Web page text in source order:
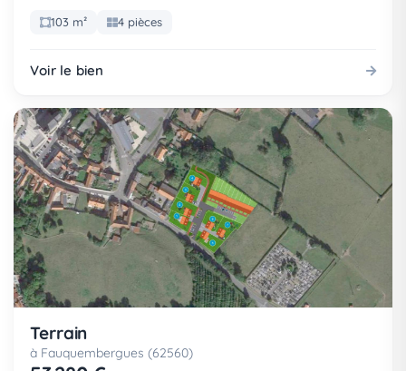
103 m² 4 pièces
Voir le bien
Terrain
à Fauquembergues (62560)